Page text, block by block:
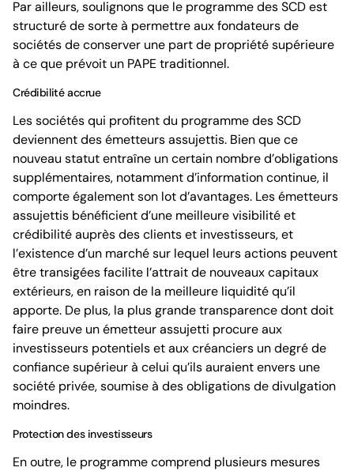
Par ailleurs, soulignons que le programme des SCD est
structuré de sorte à permettre aux fondateurs de
sociétés de conserver une part de propriété supérieure
à ce que prévoit un PAPE traditionnel.
Crédibilité accrue
Les sociétés qui profitent du programme des SCD
deviennent des émetteurs assujettis. Bien que ce
nouveau statut entraîne un certain nombre d’obligations
supplémentaires, notamment d’information continue, il
comporte également son lot d’avantages. Les émetteurs
assujettis bénéficient d’une meilleure visibilité et
crédibilité auprès des clients et investisseurs, et
l’existence d’un marché sur lequel leurs actions peuvent
être transigées facilite l’attrait de nouveaux capitaux
extérieurs, en raison de la meilleure liquidité qu’il
apporte. De plus, la plus grande transparence dont doit
faire preuve un émetteur assujetti procure aux
investisseurs potentiels et aux créanciers un degré de
confiance supérieur à celui qu’ils auraient envers une
société privée, soumise à des obligations de divulgation
moindres.
Protection des investisseurs
En outre, le programme comprend plusieurs mesures